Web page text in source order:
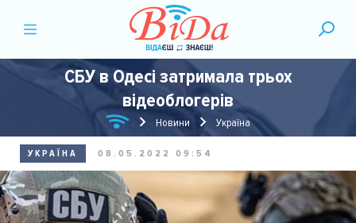
СБУ в Одесі затримала трьох
відеоблогерів
Новини Україна
УКРАЇНА 08.05.2022 09:54